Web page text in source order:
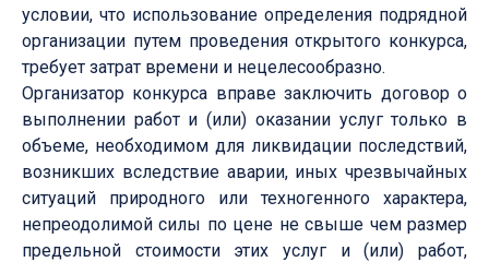
условии, что использование определения подрядной
организации путем проведения открытого конкурса,
требует затрат времени и нецелесообразно.
Организатор конкурса вправе заключить договор о
выполнении работ и (или) оказании услуг только в
объеме, необходимом для ликвидации последствий,
возникших вследствие аварии, иных чрезвычайных
ситуаций природного или техногенного характера,
непреодолимой силы по цене не свыше чем размер
предельной стоимости этих услуг и (или) работ,